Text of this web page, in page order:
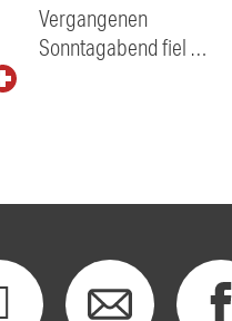
Vergangenen
Sonntagabend fiel …